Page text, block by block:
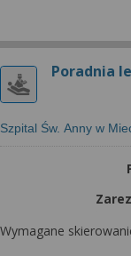
Poradnia
Szpital Św. Anny w
Wymagane